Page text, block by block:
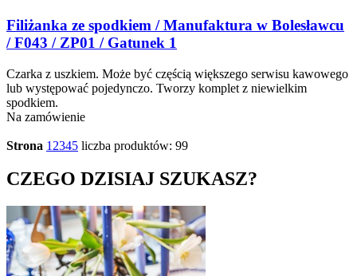
Filiżanka ze spodkiem / Manufaktura w Bolesławcu
/ F043 / ZP01 / Gatunek 1
Czarka z uszkiem. Może być częścią większego serwisu kawowego
lub występować pojedynczo. Tworzy komplet z niewielkim
spodkiem.
Na zamówienie
Strona 1 2345 liczba produktów: 99
CZEGO DZISIAJ SZUKASZ?